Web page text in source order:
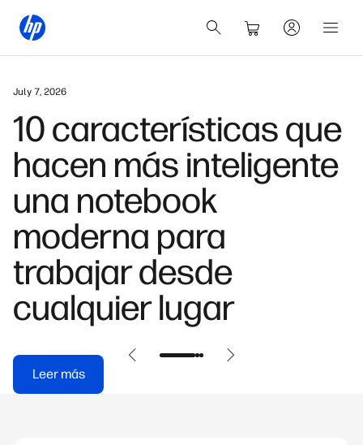
April 10, 2026
Cómo hacer
respaldos
automáticos en
Windows 10 y 11
Leer más